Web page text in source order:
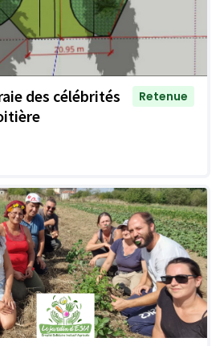
des célébrités
Retenue